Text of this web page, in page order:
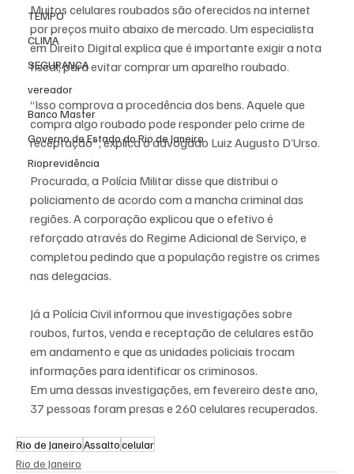
TEMPO
CLIMA
SEGURANÇA
vereador
Banco Master
Governo do Estado do Rio de Janeiro
Rioprevidência
Muitos celulares roubados são oferecidos na internet
por preços muito abaixo de mercado. Um especialista
em Direito Digital explica que é importante exigir a nota
fiscal, para evitar comprar um aparelho roubado.
“Isso comprova a procedência dos bens. Aquele que
compra algo roubado pode responder pelo crime de
receptação", explica o advogado Luiz Augusto D’Urso.
Procurada, a Polícia Militar disse que distribui o
policiamento de acordo com a mancha criminal das
regiões. A corporação explicou que o efetivo é
reforçado através do Regime Adicional de Serviço, e
completou pedindo que a população registre os crimes
nas delegacias.
Já a Polícia Civil informou que investigações sobre
roubos, furtos, venda e receptação de celulares estão
em andamento e que as unidades policiais trocam
informações para identificar os criminosos.
Em uma dessas investigações, em fevereiro deste ano,
37 pessoas foram presas e 260 celulares recuperados.
Rio de JaneiroAssaltocelular
Rio de Janeiro